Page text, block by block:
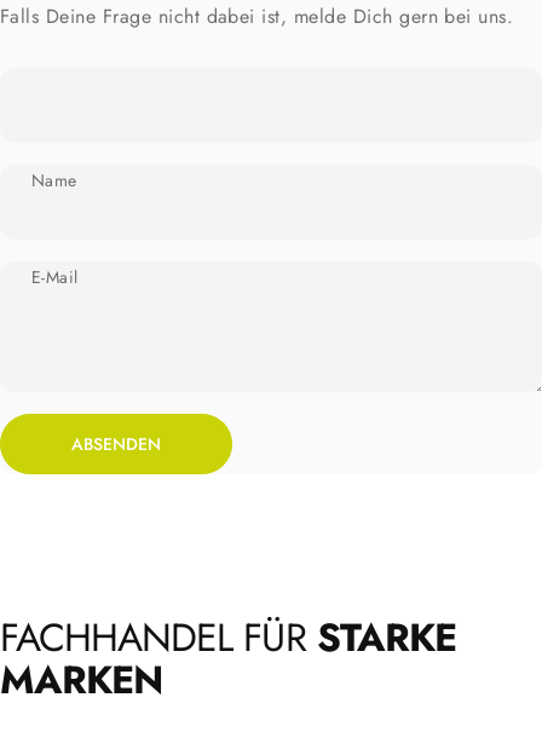
Falls Deine Frage nicht dabei ist, melde Dich gern bei uns.
Name
E-Mail
Absenden
ABSENDEN
FACHHANDEL FÜR STARKE
MARKEN